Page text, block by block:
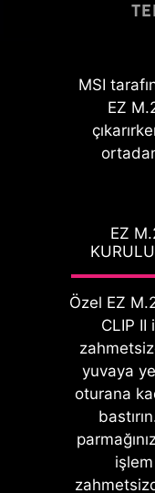
MSI
EZ
EZ
Özel EZ
CLIP II
yuvaya
oturana
PinSafe
MSI EZ
anteninin
EZ
son
MSI
derece
geliştirmek
baş